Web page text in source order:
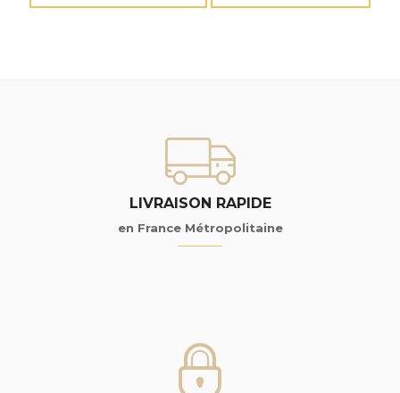
LIVRAISON RAPIDE
en France Métropolitaine